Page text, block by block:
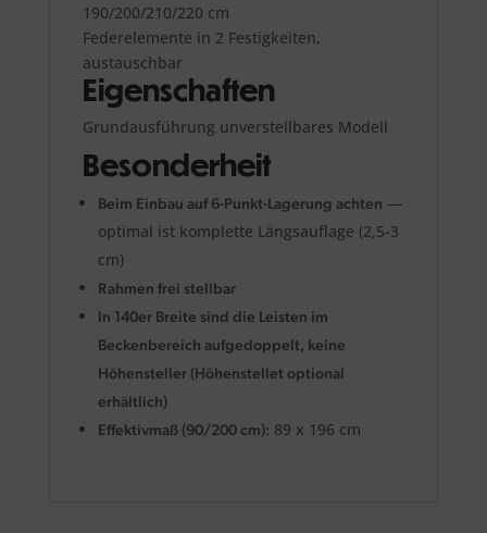
190/200/210/220 cm
Federelemente in 2 Festigkeiten,
austauschbar
Eigenschaften
Grundausführung unverstellbares Modell
Besonderheit
Beim Einbau auf 6-Punkt-Lagerung achten —
optimal ist komplette Längsauflage (2,5-3
cm)
Rahmen frei stellbar
In 140er Breite sind die Leisten im
Beckenbereich aufgedoppelt, keine
Höhensteller (Höhenstellet optional
erhältlich)
Effektivmaß (90/200 cm): 89 x 196 cm